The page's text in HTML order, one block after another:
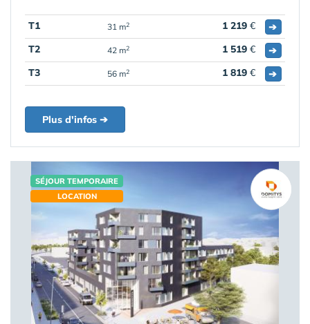
T1 31 m2 1 219 €
➔
T2
42 m2 1 519 €
➔
T3
56 m2 1 819 € ➔
Plus d'infos ➔
SÉJOUR TEMPORAIRE
LOCATION